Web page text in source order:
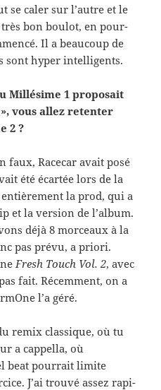
se caler sur l’autre et le
très bon boulot, en pour­
Il a beau­coup de
sont hyper intelligents.
Mil­lésime 1 pro­po­sait
vous allez reten­ter
2 ?
faux, Race­car avait posé
été écartée lors de la
la prod, qui a
et la ver­sion de l’album.
déjà 8 morceaux à la
pas prévu, a pri­ori.
Fresh Touch Vol. 2, avec
fait. Récem­ment, on a
l’a géré.
remix clas­sique, où tu
a cap­pella, où
beat pour­rait lim­ite
J’ai trouvé assez rapi­